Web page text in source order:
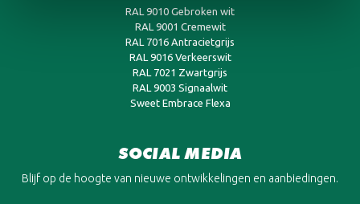
RAL 9010 Gebroken wit
RAL 9001 Cremewit
RAL 7016 Antracietgrijs
RAL 9016 Verkeerswit
RAL 7021 Zwartgrijs
RAL 9003 Signaalwit
Sweet Embrace Flexa
SOCIAL MEDIA
Blijf op de hoogte van nieuwe ontwikkelingen en aanbiedingen.